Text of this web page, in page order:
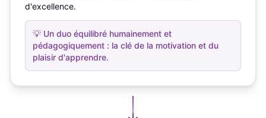
d'excellence.
💡 Un duo équilibré humainement et
pédagogiquement : la clé de la motivation et du
plaisir d'apprendre.